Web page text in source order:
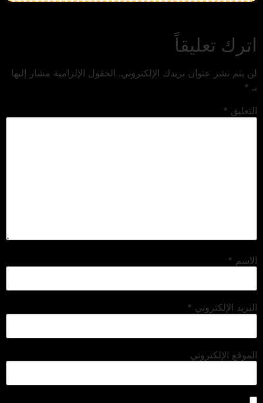
اترك تعليقاً
لن يتم نشر عنوان بريدك الإلكتروني. الحقول الإلزامية مشار إليها
بـ *
التعليق *
الاسم *
البريد الإلكتروني *
الموقع الإلكتروني